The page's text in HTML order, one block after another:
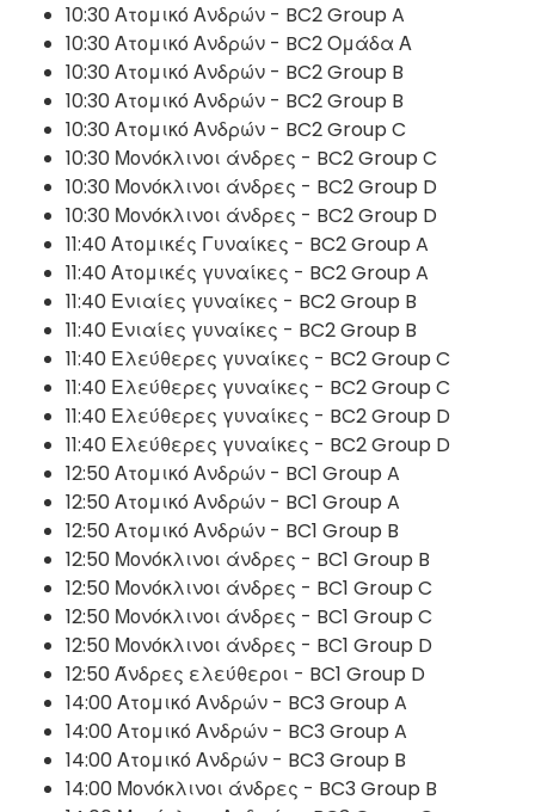
10:30 Ατομικό Ανδρών - BC2 Group A
10:30 Ατομικό Ανδρών - BC2 Ομάδα Α
10:30 Ατομικό Ανδρών - BC2 Group B
10:30 Ατομικό Ανδρών - BC2 Group B
10:30 Ατομικό Ανδρών - BC2 Group C
10:30 Μονόκλινοι άνδρες - BC2 Group C
10:30 Μονόκλινοι άνδρες - BC2 Group D
10:30 Μονόκλινοι άνδρες - BC2 Group D
11:40 Ατομικές Γυναίκες - BC2 Group A
11:40 Ατομικές γυναίκες - BC2 Group A
11:40 Ενιαίες γυναίκες - BC2 Group B
11:40 Ενιαίες γυναίκες - BC2 Group B
11:40 Ελεύθερες γυναίκες - BC2 Group C
11:40 Ελεύθερες γυναίκες - BC2 Group C
11:40 Ελεύθερες γυναίκες - BC2 Group D
11:40 Ελεύθερες γυναίκες - BC2 Group D
12:50 Ατομικό Ανδρών - BC1 Group A
12:50 Ατομικό Ανδρών - BC1 Group A
12:50 Ατομικό Ανδρών - BC1 Group B
12:50 Μονόκλινοι άνδρες - BC1 Group B
12:50 Μονόκλινοι άνδρες - BC1 Group C
12:50 Μονόκλινοι άνδρες - BC1 Group C
12:50 Μονόκλινοι άνδρες - BC1 Group D
12:50 Άνδρες ελεύθεροι - BC1 Group D
14:00 Ατομικό Ανδρών - BC3 Group A
14:00 Ατομικό Ανδρών - BC3 Group A
14:00 Ατομικό Ανδρών - BC3 Group B
14:00 Μονόκλινοι άνδρες - BC3 Group B